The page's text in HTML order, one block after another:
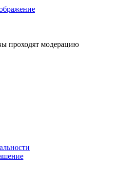
проходят модерацию